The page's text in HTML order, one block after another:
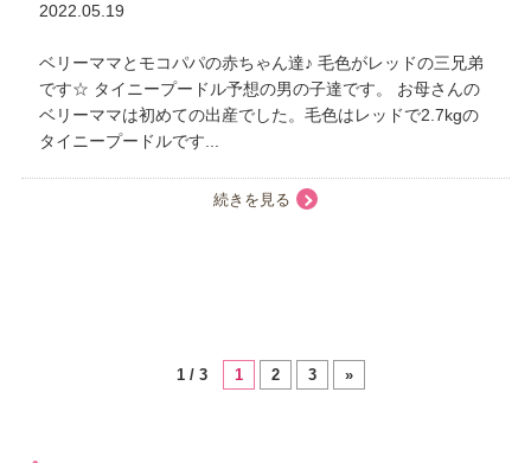
2022.05.19
ベリーママとモコパパの赤ちゃん達♪ 毛色がレッドの三兄弟
です☆ タイニープードル予想の男の子達です。 お母さんの
ベリーママは初めての出産でした。毛色はレッドで2.7kgの
タイニープードルです...
続きを見る
1 / 3 1 2 3 »